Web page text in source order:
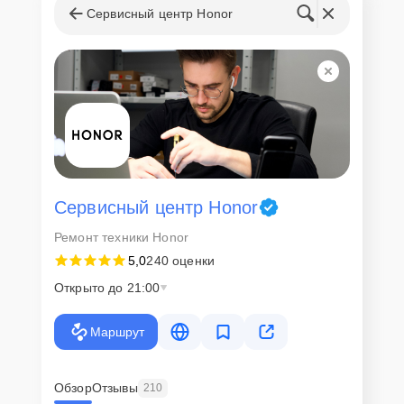
мастера
Если у клиента нет времени или возможности для перемещения
крупногабаритной техники, он может заказать курьерскую
доставку или услугу выезда мастера. Специалист приедет в
удобное место и время, проведет тщательную диагностику и при
наличии оборудования осуществит оперативный ремонт.
Как приехать в сервисный
диагностику и ремонт. Для этого нужно позвонить по телефону
горячей линии или оставить заявку, согласовать удобное время и
Ответственность за
технику
Сервисный центр Honor-Pro-Repair несет полную ответственность
за сохранность техники и безопасность личных данных на
Сервисный центр Honor
Сервисный центр Honor
Ремонт техники Honor
5,0240 оценки
Открыто до 21:00
Маршрут
ОбзорОтзывы 210